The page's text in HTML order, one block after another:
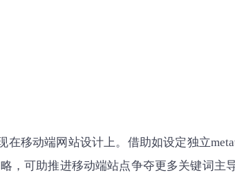
在移动端网站设计上。借助如设定独立
，可助推进移动端站点争夺更多关键词主